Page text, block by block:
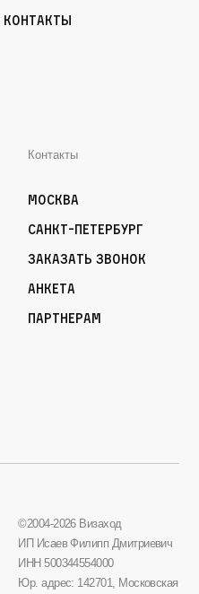
Контакты
Контакты
Москва
Санкт-Петербург
Заказать звонок
Анкета
Партнерам
©2004-2026 Визаход
ИП Исаев Филипп Дмитриевич
ИНН 500344554000
Юр. адрес: 142701, Московская